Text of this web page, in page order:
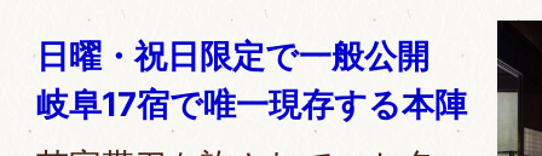
日曜・祝日限定で一般公開
岐阜17宿で唯一現存する本陣